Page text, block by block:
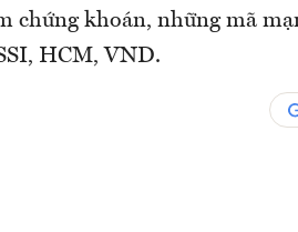
chứng khoán, những mã
HCM, VND.